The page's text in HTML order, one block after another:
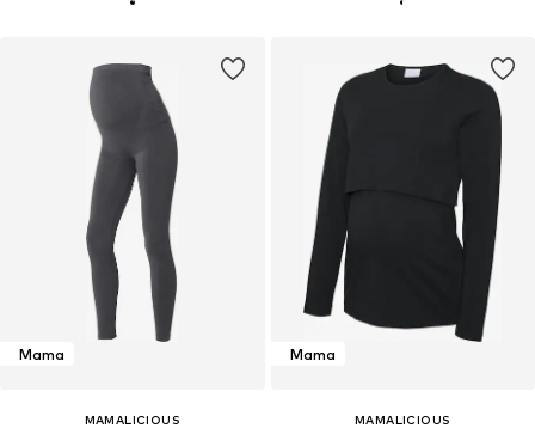
Mama
MAMALICIOUS
Mama
MAMALICIOUS